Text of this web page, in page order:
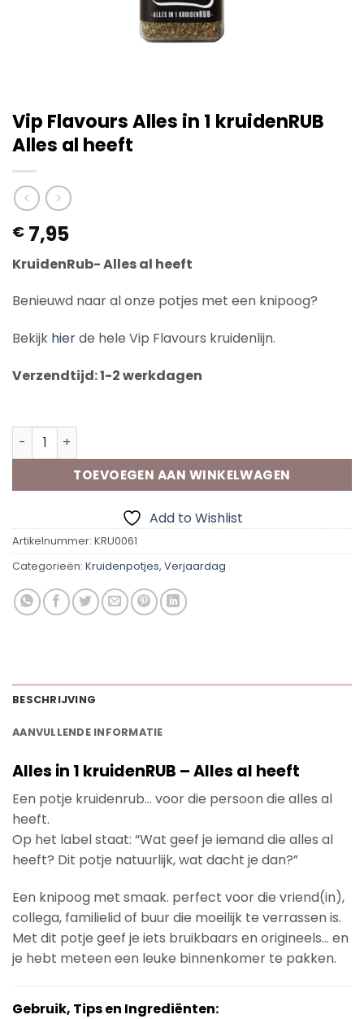
Vip Flavours Alles in 1 kruidenRUB
Alles al heeft
€ 7,95
KruidenRub- Alles al heeft
Benieuwd naar al onze potjes met een knipoog?
Bekijk hierde hele Vip Flavours kruidenlijn.
Verzendtijd: 1-2 werkdagen
Vip Flavours Alles in 1 kruidenRUB Alles al heeft aantal
TOEVOEGEN AAN WINKELWAGEN
Add to Wishlist
Artikelnummer: KRU0061
Categorieën: Kruidenpotjes, Verjaardag
BESCHRIJVING
AANVULLENDE INFORMATIE
Alles in 1 kruidenRUB – Alles al heeft
Een potje kruidenrub… voor die persoon die alles al
heeft.
Op het label staat: “Wat geef je iemand die alles al
heeft? Dit potje natuurlijk, wat dacht je dan?”
Een knipoog met smaak. perfect voor die vriend(in),
collega, familielid of buur die moeilijk te verrassen is.
Met dit potje geef je iets bruikbaars en origineels… en
je hebt meteen een leuke binnenkomer te pakken.
Gebruik, Tips en Ingrediënten: